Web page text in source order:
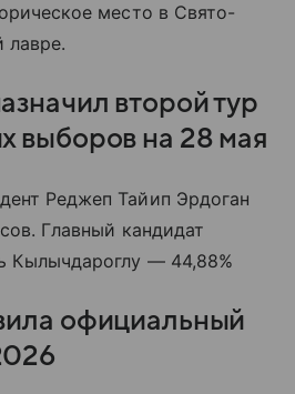
место в Свято-
лавре.
второй тур
выборов на 28 мая
Реджеп Тайип Эрдоган
Главный кандидат
Кылычдароглу — 44,88%
официальный